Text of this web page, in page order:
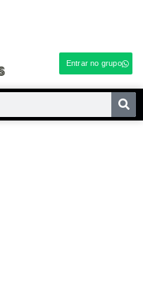
Entrar no grupo